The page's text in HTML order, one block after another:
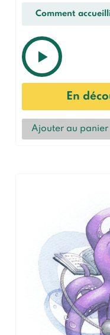
Comment
En
Ajouter au panier